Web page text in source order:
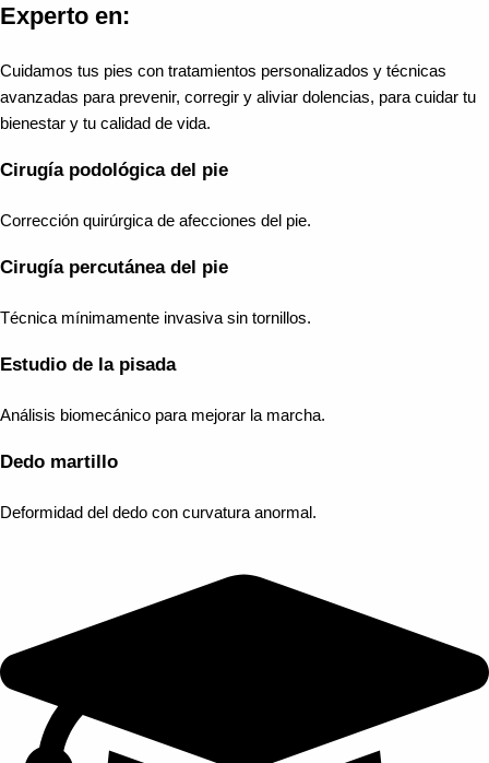
Experto en:
Cuidamos tus pies con tratamientos personalizados y técnicas
avanzadas para prevenir, corregir y aliviar dolencias, para cuidar tu
bienestar y tu calidad de vida.
Cirugía podológica del pie
Corrección quirúrgica de afecciones del pie.
Cirugía percutánea del pie
Técnica mínimamente invasiva sin tornillos.
Estudio de la pisada
Análisis biomecánico para mejorar la marcha.
Dedo martillo
Deformidad del dedo con curvatura anormal.